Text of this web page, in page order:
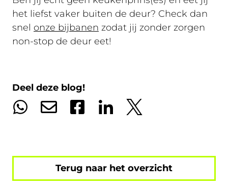
het liefst vaker buiten de deur? Check dan
snel onze bijbanen zodat jij zonder zorgen
non-stop de deur eet!
Deel deze blog!
Terug naar het overzicht